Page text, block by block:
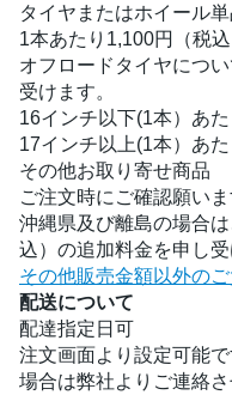
タイヤまたはホイール
1本あたり1,100円（税
オフロードタイヤにつ
受けます。
16インチ以下(1本）あた
17インチ以上(1本）あた
その他お取り寄せ商品
ご注文時にご確認願いま
沖縄県及び離島の場合
込）の追加料金を申し受
その他販売金額以外の
配送について
配達指定日可
注文画面より設定可能
場合は弊社よりご連絡さ